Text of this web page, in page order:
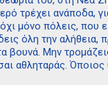
τρέχει ανάποδα,
μόνο πόλεις, που
όλη την αλήθεια,
βουνά. Μην
αθληταράς. Όποιος